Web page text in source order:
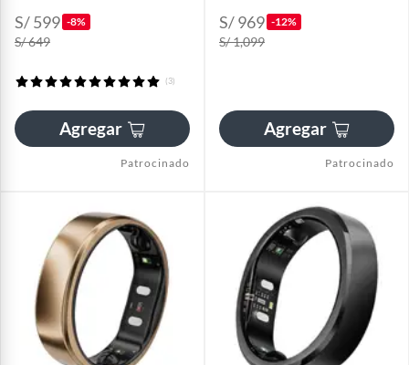
S/ 599 -8%
S/ 649
(3)
Agregar
Patrocinado
S/ 969 -12%
S/ 1,099
Agregar
Patrocinado